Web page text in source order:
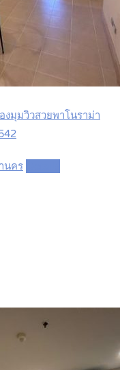
งมุมวิวสวยพาโนราม่า
นคร